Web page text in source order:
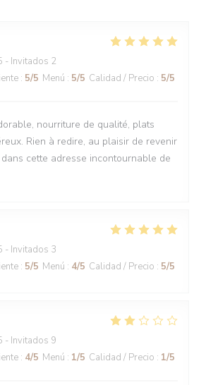
- Invitados 2
: 5/5 Menú : 5/5 Calidad / Precio : 5/5
nourriture de qualité, plats
Rien à redire, au plaisir de revenir
cette adresse incontournable de
- Invitados 3
: 5/5 Menú : 4/5 Calidad / Precio : 5/5
- Invitados 9
: 4/5 Menú : 1/5 Calidad / Precio : 1/5